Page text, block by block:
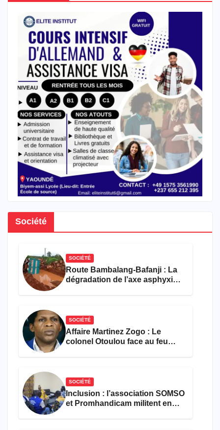
Société
SOCIÉTÉ
Route Bambalang-Bafanji : La
dégradation de l’axe asphyxie
SOCIÉTÉ
Affaire Martinez Zogo : Le
colonel Otoulou face au feu
SOCIÉTÉ
Inclusion : l’association SOMSO
et Promhandicam militent en